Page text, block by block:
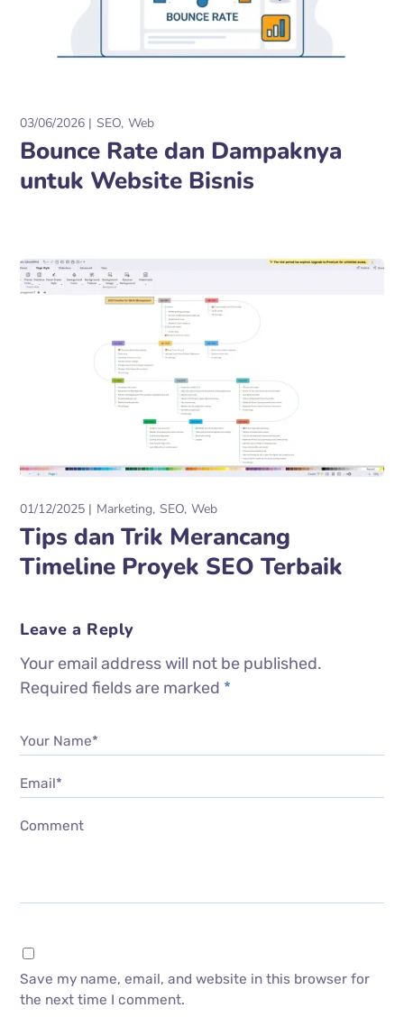
03/06/2026 SEO Web
Bounce Rate dan Dampaknya
untuk Website Bisnis
01/12/2025 Marketing SEO Web
Tips dan Trik Merancang
Timeline Proyek SEO Terbaik
Leave a Reply
Your email address will not be published.
Required fields are marked *
Your Name*
Email*
Comment
Save my name, email, and website in this browser for
the next time I comment.